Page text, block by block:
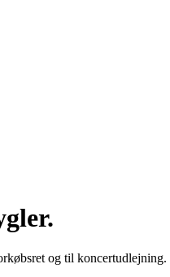
og til koncertudlejning.